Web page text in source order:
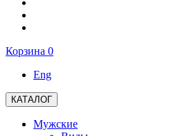
Корзина 0
Eng
КАТАЛОГ
Мужские